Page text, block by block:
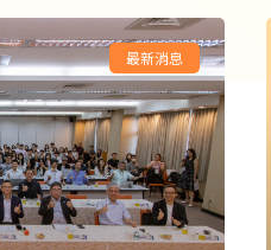
最新消息